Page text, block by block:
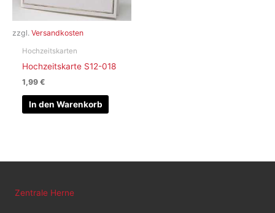
zzgl. Versandkosten
Hochzeitskarten
Hochzeitskarte S12-018
1,99€
In den Warenkorb
Zentrale Herne